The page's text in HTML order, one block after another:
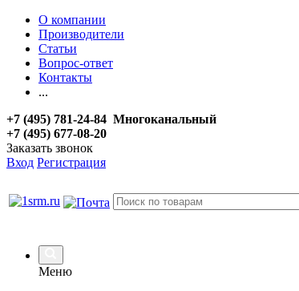
О компании
Производители
Статьи
Вопрос-ответ
Контакты
...
+7 (495) 781-24-84 Многоканальный
+7 (495) 677-08-20
Заказать звонок
Вход Регистрация
Меню